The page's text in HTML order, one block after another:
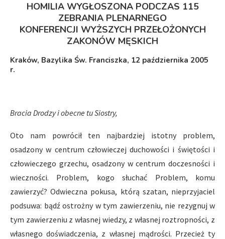
HOMILIA WYGŁOSZONA PODCZAS 115
ZEBRANIA PLENARNEGO
KONFERENCJI WYŻSZYCH PRZEŁOŻONYCH
ZAKONÓW MĘSKICH
Kraków, Bazylika Św. Franciszka, 12 października 2005
r.
Bracia Drodzy i obecne tu Siostry,
Oto nam powrócił ten najbardziej istotny problem,
osadzony w centrum człowieczej duchowości i świętości i
człowieczego grzechu, osadzony w centrum doczesności i
wieczności. Problem, kogo słuchać Problem, komu
zawierzyć? Odwieczna pokusa, którą szatan, nieprzyjaciel
podsuwa: bądź ostrożny w tym zawierzeniu, nie rezygnuj w
tym zawierzeniu z własnej wiedzy, z własnej roztropności, z
własnego doświadczenia, z własnej mądrości. Przecież ty